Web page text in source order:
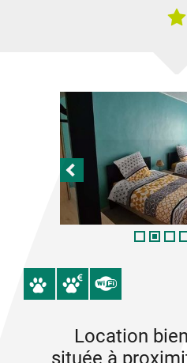
Location
située à